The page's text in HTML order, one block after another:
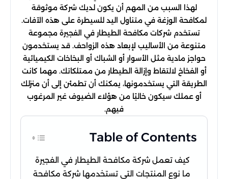
لهذا السبب من المهم أن يكون لديك شركة موثوقة
لمكافحة الوزغة في متناول اليد للسيطرة على هذه الآفات.
تستخدم شركات مكافحة الطيطار في الفجيرة مجموعة
متنوعة من الأساليب لإبعاد هذه الزواحف. قد يستخدمون
حواجز مادية مثل الأسوار أو الشباك أو البخاخات الكيميائية
أو الفخاخ لالتقاط وإزالة الطيطار من ممتلكاتك. مهما كانت
الطريقة التي يستخدمونها، يمكنك أن تطمئن إلى أن منزلك
أو عملك سيكون خاليًا من هؤلاء الضيوف غير المرغوب
فيهم.
Table of Contents
كيف تعمل شركة مكافحة الطيطار في الفجيرة
ما نوع المنتجات التي تستخدمها شركة مكافحة